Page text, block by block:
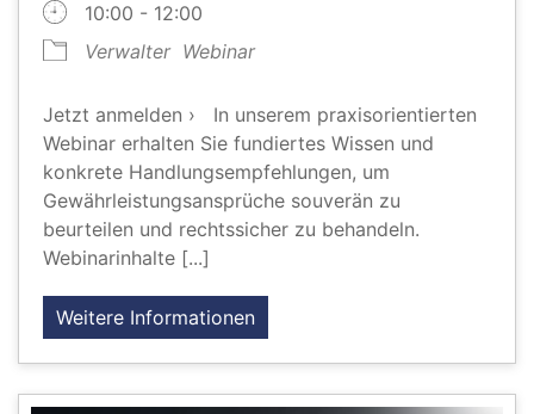
10:00 - 12:00
Verwalter Webinar
Jetzt anmelden › In unserem praxisorientierten
Webinar erhalten Sie fundiertes Wissen und
konkrete Handlungsempfehlungen, um
Gewährleistungsansprüche souverän zu
beurteilen und rechtssicher zu behandeln.
Webinarinhalte [...]
Weitere Informationen